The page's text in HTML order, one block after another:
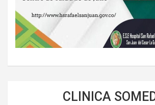
CLINICA